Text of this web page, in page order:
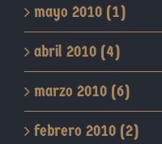
mayo 2010 (1)
abril 2010 (4)
marzo 2010 (6)
febrero 2010 (2)